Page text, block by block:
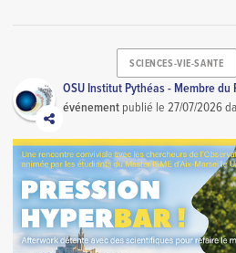
SCIENCES-VIE-SANTE
OSU Institut Pythéas - Membre du
événement publié le27/07/2026